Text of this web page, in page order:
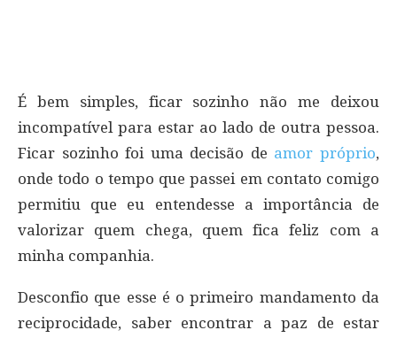
É bem simples, ficar sozinho não me deixou
incompatível para estar ao lado de outra pessoa.
Ficar sozinho foi uma decisão de amor próprio,
onde todo o tempo que passei em contato comigo
permitiu que eu entendesse a importância de
valorizar quem chega, quem fica feliz com a
minha companhia.
Desconfio que esse é o primeiro mandamento da
reciprocidade, saber encontrar a paz de estar